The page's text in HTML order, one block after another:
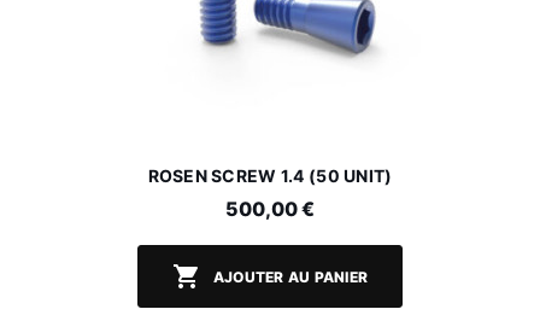
ROSEN SCREW 1.4 (50 UNIT)
500,00 €
 AJOUTER AU PANIER